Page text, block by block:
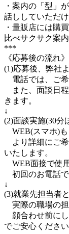
・案内の「型」
話ししていただ
・量販店には購
比べサクサク案
***
《応募後の流れ》
(1)応募後、弊社
電話では、ご希
また、面談日程
きます。
↓
(2)面談実施(30分
WEB(スマホ)も
より詳細にご希
いたします。
WEB面接で使
初回のお電話で
↓
(3)就業先担当者
実際の職場の担
顔合わせ前にし
でご安心ください